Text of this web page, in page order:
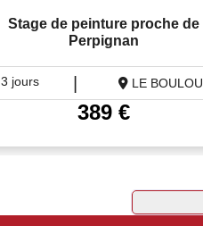
Stage de peinture proche de
Perpignan
3 jours LE BOULOU
389 €